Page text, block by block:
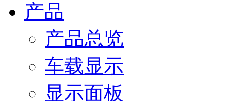
产品
产品总览
车载显示
显示面板